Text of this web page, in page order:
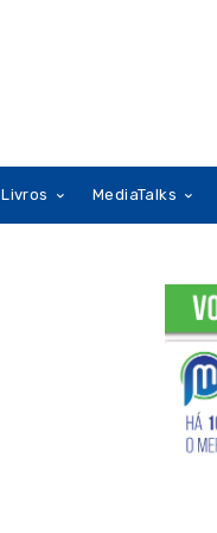
Livros MediaTalks